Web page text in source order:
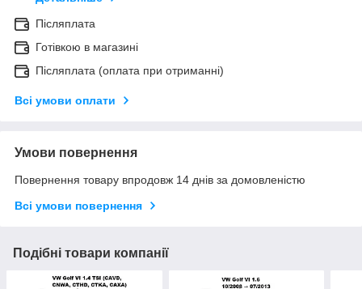
Післяплата
Готівкою в магазині
Післяплата (оплата при отриманні)
Всі умови оплати
Умови повернення
Повернення товару впродовж 14 днів за домовленістю
Всі умови повернення
Подібні товари компанії